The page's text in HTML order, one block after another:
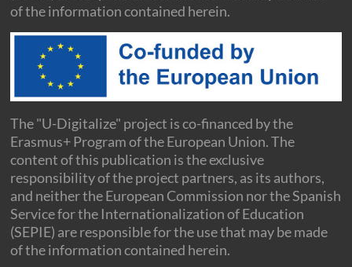
of the information contained herein.
The "U-Digitalize" project is co-financed by the
Erasmus+ Program of the European Union. The
content of this publication is the exclusive
responsibility of the project partners, as its authors,
and neither the European Commission nor the Spanish
Service for the Internationalization of Education
(SEPIE) are responsible for the use that may be made
of the information contained herein.